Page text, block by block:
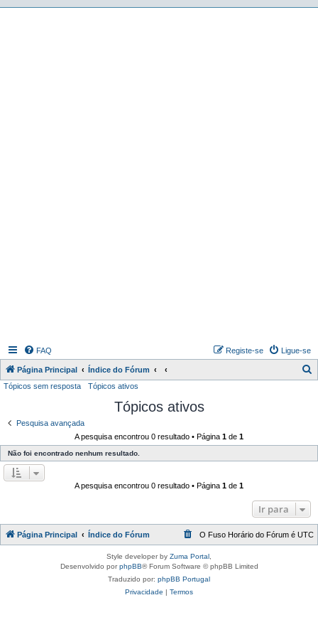
FAQ Ligue-se
Registe-se
Página Principal Índice do Fórum
Tópicos sem resposta Tópicos ativos
Tópicos ativos
Pesquisa avançada
A pesquisa encontrou 0 resultado • Página 1 de 1
Não foi encontrado nenhum resultado.
A pesquisa encontrou 0 resultado • Página 1 de 1
Ir para
Página Principal Índice do Fórum O Fuso Horário do Fórum é UTC
Style developer by Zuma Portal
Desenvolvido porphpBB® Forum Software © phpBB Limited
Traduzido por: phpBB Portugal
Privacidade | Termos